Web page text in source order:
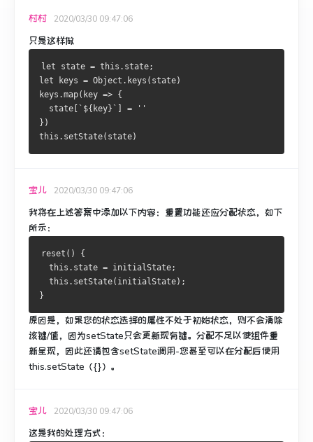
村村 2020/03/30 09:47:06
只是这样做
let state = this.state;
let keys = Object.keys(state)
keys.map(key => {
  state[`${key}`] = ''
})
this.setState(state)
宝儿 2020/03/30 09:47:06
我将在上述答案中添加以下内容：重置功能还应分配状态，如下
所示：
reset() {
  this.state = initialState;
  this.setState(initialState);
}
原因是，如果您的状态选择的属性不处于初始状态，则不会清除
该键/值，因为setState只会更新现有键。 分配不足以使组件重
新呈现，因此还请包含setState调用-您甚至可以在分配后使用
this.setState（{}）。
宝儿 2020/03/30 09:47:06
这是我的处理方式：